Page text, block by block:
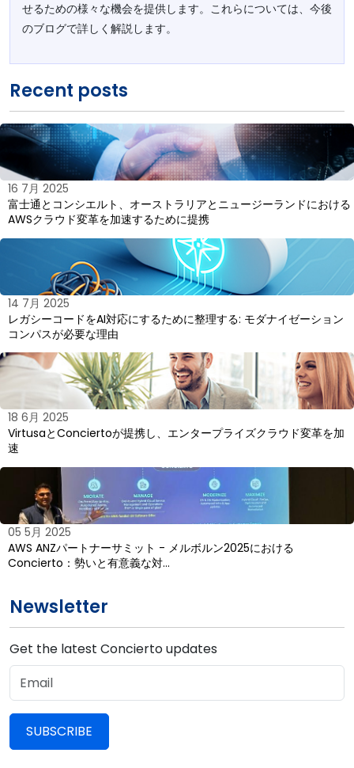
せるための様々な機会を提供します。これらについては、今後
のブログで詳しく解説します。
Recent posts
16 7月 2025
富士通とコンシエルト、オーストラリアとニュージーランドにおける
AWSクラウド変革を加速するために提携
14 7月 2025
レガシーコードをAI対応にするために整理する: モダナイゼーション
コンパスが必要な理由
18 6月 2025
VirtusaとConciertoが提携し、エンタープライズクラウド変革を加
速
05 5月 2025
AWS ANZパートナーサミット - メルボルン2025における
Concierto：勢いと有意義な対…
Newsletter
Get the latest Concierto updates
SUBSCRIBE